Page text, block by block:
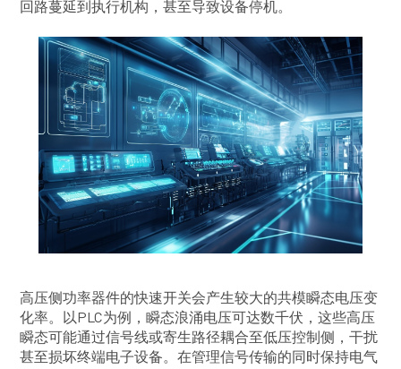
回路蔓延到执行机构，甚至导致设备停机。
高压侧功率器件的快速开关会产生较大的共模瞬态电压变
化率。以PLC为例，瞬态浪涌电压可达数千伏，这些高压
瞬态可能通过信号线或寄生路径耦合至低压控制侧，干扰
甚至损坏终端电子设备。在管理信号传输的同时保持电气